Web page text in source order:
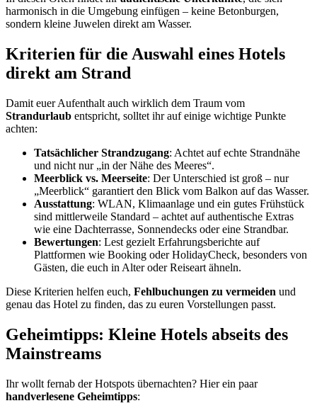
harmonisch in die Umgebung einfügen – keine Betonburgen,
sondern kleine Juwelen direkt am Wasser.
Kriterien für die Auswahl eines Hotels
direkt am Strand
Damit euer Aufenthalt auch wirklich dem Traum vom
Strandurlaub entspricht, solltet ihr auf einige wichtige Punkte
achten:
Tatsächlicher Strandzugang: Achtet auf echte Strandnähe
und nicht nur „in der Nähe des Meeres“.
Meerblick vs. Meerseite: Der Unterschied ist groß – nur
„Meerblick“ garantiert den Blick vom Balkon auf das Wasser.
Ausstattung: WLAN, Klimaanlage und ein gutes Frühstück
sind mittlerweile Standard – achtet auf authentische Extras
wie eine Dachterrasse, Sonnendecks oder eine Strandbar.
Bewertungen: Lest gezielt Erfahrungsberichte auf
Plattformen wie Booking oder HolidayCheck, besonders von
Gästen, die euch in Alter oder Reiseart ähneln.
Diese Kriterien helfen euch, Fehlbuchungen zu vermeiden und
genau das Hotel zu finden, das zu euren Vorstellungen passt.
Geheimtipps: Kleine Hotels abseits des
Mainstreams
Ihr wollt fernab der Hotspots übernachten? Hier ein paar
handverlesene Geheimtipps: